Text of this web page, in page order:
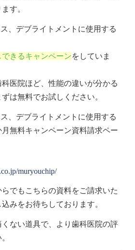
す。
、デブライトメントに使用する
きるキャンペーンをしていま
医院ほど、性能の違いが分かる
は無料でお試しください。
、デブライトメントに使用する
無料キャンペーン資料請求ペー
muryouchip/
でもこちらの資料をご請求いた
みをお待ちしております。
ない道具で、より歯科医院の評